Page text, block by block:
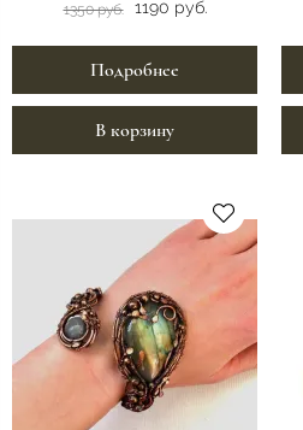
1350 руб. 1190 руб.
Подробнее
В корзину